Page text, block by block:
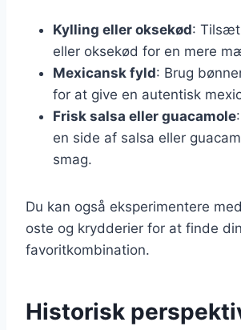
Kylling eller oksekød: Tilsæt
eller oksekød for en mere
Mexicansk fyld: Brug
for at give en autentisk
Frisk salsa eller guacamole
en side af salsa eller
smag.
Du kan også eksperimentere
oste og krydderier for at finde din
favoritkombination.
Historisk